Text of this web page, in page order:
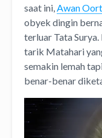
saat ini,Awan Oort
obyek dingin
terluar Tata
tarik Matahari
semakin lemah
benar-benar